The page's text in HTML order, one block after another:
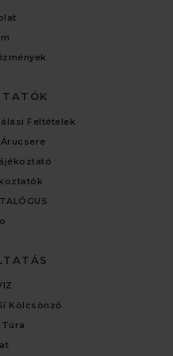
Feltételek
Kölcsönző